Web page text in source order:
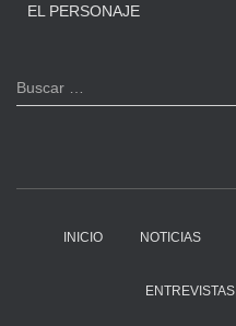
EL PERSONAJE
B
u
Buscar …
INICIO NOTICIAS
ENTREVISTAS